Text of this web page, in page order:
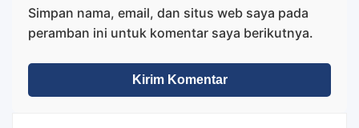
Simpan nama, email, dan situs web saya pada
peramban ini untuk komentar saya berikutnya.